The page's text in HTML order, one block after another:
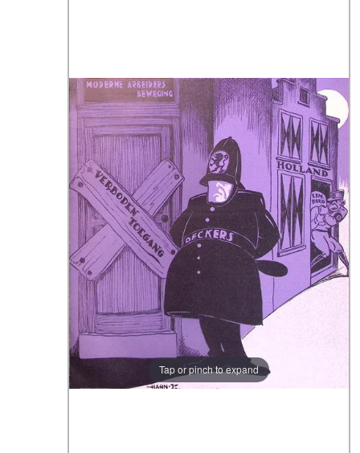
Tap or pinch to expand